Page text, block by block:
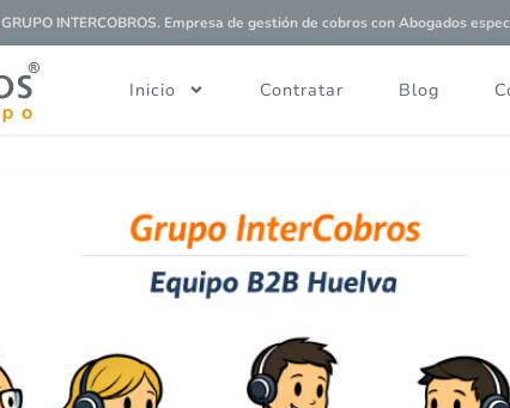
GRUPO INTERCOBROS. Empresa de gestión de cobros conAbogados
Inicio Contratar Blog